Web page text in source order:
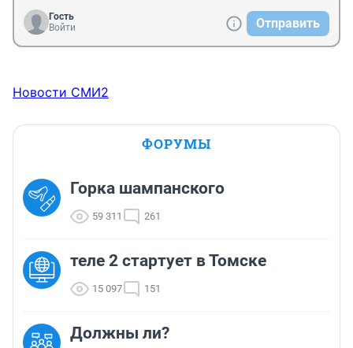
Гость
Войти
Отправить
Новости СМИ2
ФОРУМЫ
Горка шампанского
59 311 261
теле 2 стартует в Томске
15 097 151
Должны ли?